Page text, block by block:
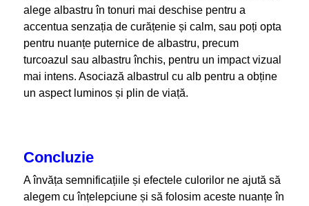
alege albastru în tonuri mai deschise pentru a
accentua senzația de curățenie și calm, sau poți opta
pentru nuanțe puternice de albastru, precum
turcoazul sau albastru închis, pentru un impact vizual
mai intens. Asociază albastrul cu alb pentru a obține
un aspect luminos și plin de viață.
Concluzie
A învăța semnificațiile și efectele culorilor ne ajută să
alegem cu înțelepciune și să folosim aceste nuanțe în